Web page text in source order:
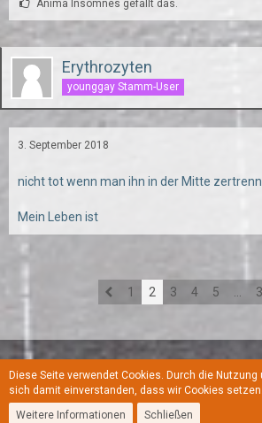
Anima Insomnes gefällt das.
Erythrozyten
younggay Stamm-User
3. September 2018
nicht tot wenn man ihn in der Mitte
Mein Leben ist
1 2 3 4 5
Regeln Datenschutzerklärung Kontakt
Diese Seite verwendet Cookies. Durch die
sich damit einverstanden, dass wir Cookies setzen.
Weitere Informationen
Schließen